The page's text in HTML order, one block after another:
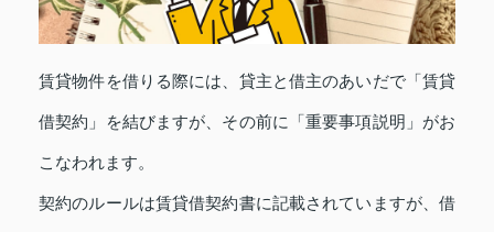
賃貸物件を借りる際には、貸主と借主のあいだで「賃貸
借契約」を結びますが、その前に「重要事項説明」がお
こなわれます。
契約のルールは賃貸借契約書に記載されていますが、借